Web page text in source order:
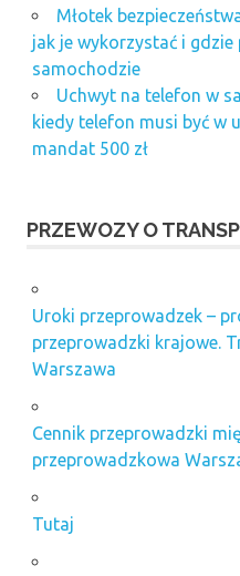
Młotek
jak je wykorzystać i gdzie
samochodzie
Uchwyt na telefon w
kiedy telefon musi być w
mandat 500 zł
PRZEWOZY O
Uroki przeprowadzek –
przeprowadzki krajowe.
Warszawa
Cennik przeprowadzki
przeprowadzkowa
Tutaj